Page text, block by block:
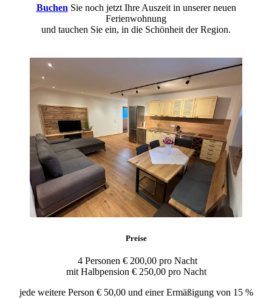
Buchen Sie noch jetzt Ihre Auszeit in unserer neuen
Ferienwohnung
und tauchen Sie ein, in die Schönheit der Region.
Preise
4 Personen € 200,00 pro Nacht
mit Halbpension € 250,00 pro Nacht
jede weitere Person € 50,00 und einer Ermäßigung von 15 %